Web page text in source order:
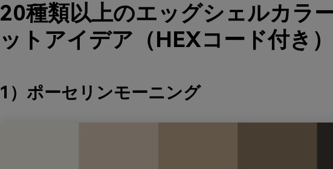
20種類以上のエッグシェルカラ
ットアイデア（HEXコード付き）
1）ポーセリンモーニング